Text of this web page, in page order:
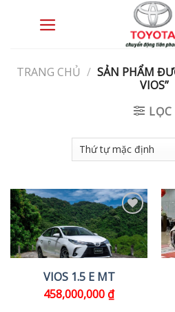
TRANG CHỦ / SẢN PHẨM
VIOS”
LỌC
VIOS 1.5 E MT
458,000,000₫